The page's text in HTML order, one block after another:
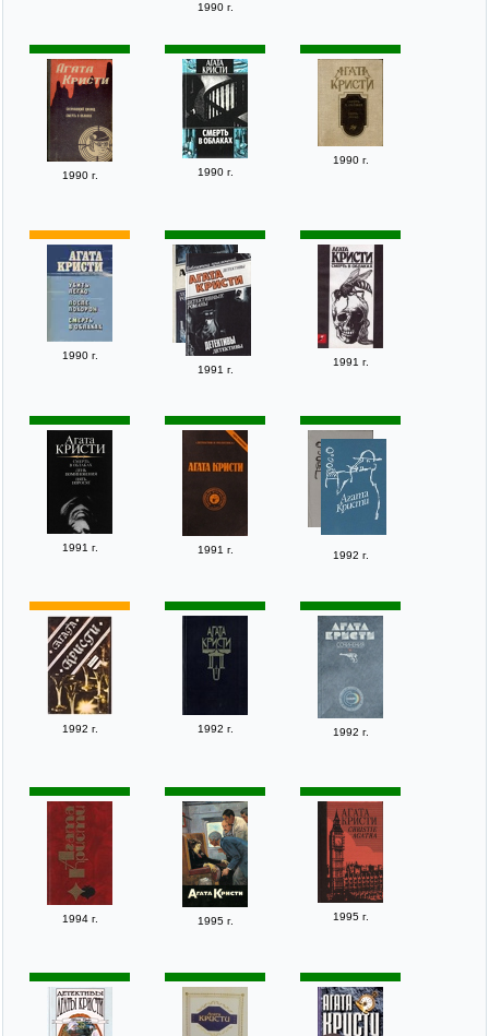
1990 г.
1990 г. 1990 г.
1990 г.
1990 г.
1991 г.
1991 г.
1991 г. 1991 г. 1992 г.
1992 г. 1992 г. 1992 г.
1994 г. 1995 г. 1995 г.